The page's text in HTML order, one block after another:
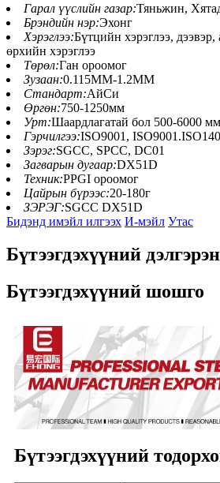
Гарал үүслийн газар:Тяньжин,
Брэндийн нэр:Эхонг
Хэрэглээ:Бүтцийн хэрэглээ,
өрхийн хэрэглээ
Төрөл:Ган ороомог
Зузаан:0.115MM-1.2MM
Стандарт:АйСи
Өргөн:750-1250мм
Урт:Шаардлагатай бол 500-6000 мм
Гэрчилгээ:ISO9001,
Зэрэг:SGCC, SPCC, DC01
Загварын дугаар:DX51D
Техник:PPGI ороомог
Цайрын бүрээс:20-180г
ЗЭРЭГ:SGCC DX51D
Бидэнд имэйл илгээх И-мэйл Утас
Бүтээгдэхүүний
Бүтээгдэхүүний шошго
Бүтээгдэхүүний